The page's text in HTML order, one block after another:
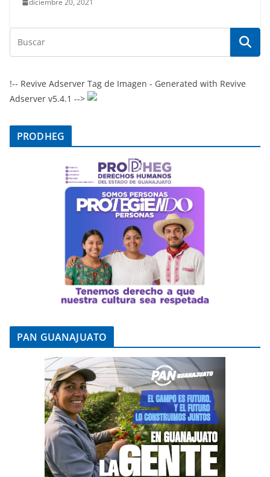
diciembre 20, 2021
!-- Revive Adserver Tag de Imagen - Generated with Revive
Adserver v5.4.1 -->
PRODHEG
PAN GUANAJUATO